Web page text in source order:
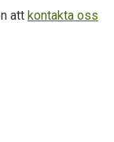
att kontakta oss